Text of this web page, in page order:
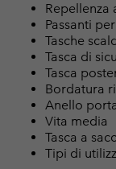
Passanti
Tasche
Tasca di
Tasca
Bordatura
Anello
Vita media
Tasca a
Tipi di